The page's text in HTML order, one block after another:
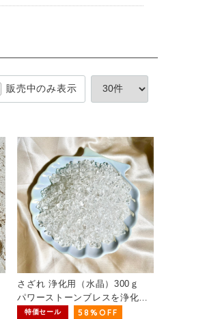
販売中のみ表示
さざれ 浄化用（水晶）300ｇ
パワーストーンブレスを浄化す
るには十分な量ですので、空間
特価セール 58%OFF